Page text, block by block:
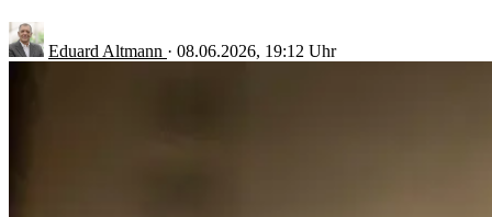
Eduard Altmann · 08.06.2026, 19:12 Uhr